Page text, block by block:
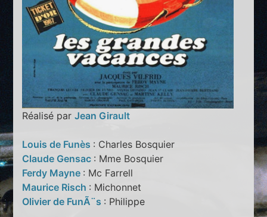
Réalisé parJean Girault
Louis de Funès : Charles Bosquier
Claude Gensac : Mme Bosquier
Ferdy Mayne : Mc Farrell
Maurice Risch : Michonnet
Olivier de FunÃ¨s : Philippe